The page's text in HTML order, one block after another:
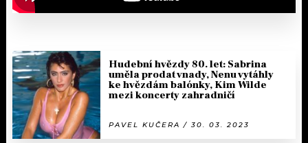
Hudební hvězdy 80. let: Sabrina
uměla prodat vnady, Nenu vytáhly
ke hvězdám balónky, Kim Wilde
mezi koncerty zahradničí
PAVEL KUČERA / 30. 03. 2023